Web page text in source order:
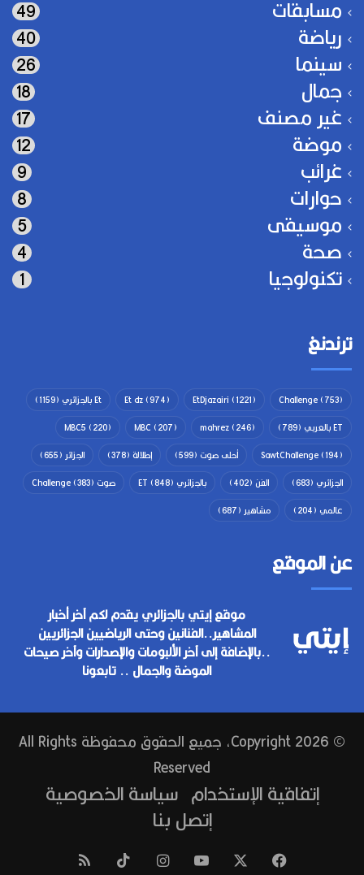
مسابقات 49
رياضة 40
سينما 26
جمال 18
غير مصنف 17
موضة 12
غرائب 9
حوارات 8
موسيقى 5
صحة 4
تكنولوجيا 1
ترندنغ
Challenge(753)
EtDjazairi (1221)
Et dz(974) Et بالجزائري
(1159)
ET بالعربي
(789)
mahrez(246)
MBC(207)
MBC5 (220)
SawtChallenge(194) أحلى صوت (599) إطلالة (378) الجزائر (655)
الجزائري (683) الفن (402) بالجزائري ET (848) صوت Challenge (383)
عالمي (204) مشاهير (687)
عن الموقع
موقع إيتي بالجزائري يقدم لكم آخر أخبار
المشاهير..الفنانين وحتى الرياضيين الجزائريين
..بالإضافة إلى آخر الألبومات والإصدارات وآخر صيحات
الموضة والجمال .. تابعونا
© Copyright 2026, جميع الحقوق محفوظة All Rights
Reserved
إتفاقية الإستخدام سياسة الخصوصية
إتصل بنا
فيسبوك ‫YouTube انستقرام ‫TikTok